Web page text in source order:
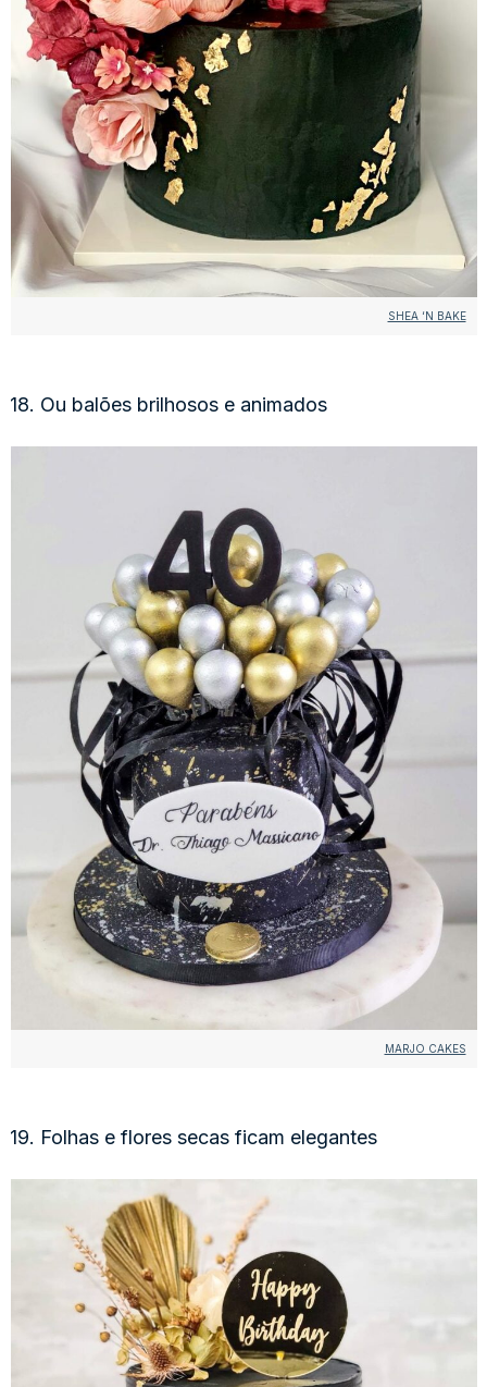
SHEA ‘N BAKE
18. Ou balões brilhosos e animados
MARJO CAKES
19. Folhas e flores secas ficam elegantes